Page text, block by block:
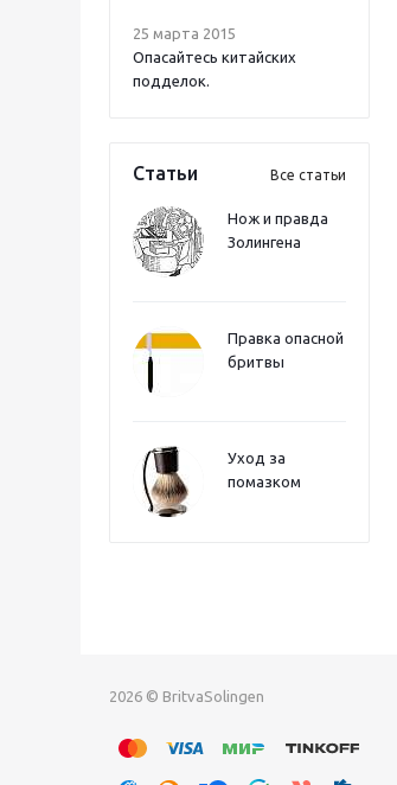
25 марта 2015
Опасайтесь китайских
подделок.
Статьи Все статьи
Нож и правда
Золингена
Правка опасной
бритвы
Уход за
помазком
2026 © BritvaSolingen